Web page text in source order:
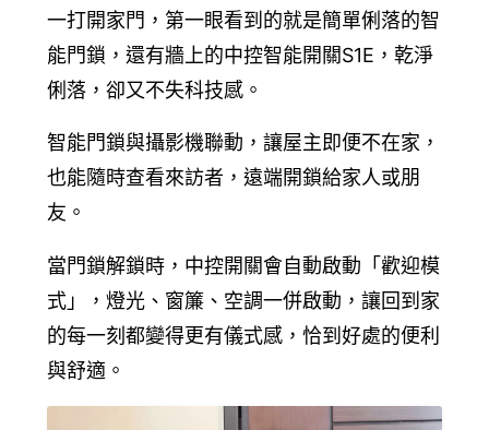
一打開家門，第一眼看到的就是簡單俐落的智
能門鎖，還有牆上的中控智能開關S1E，乾淨
俐落，卻又不失科技感。
智能門鎖與攝影機聯動，讓屋主即便不在家，
也能隨時查看來訪者，遠端開鎖給家人或朋
友。
當門鎖解鎖時，中控開關會自動啟動「歡迎模
式」，燈光、窗簾、空調一併啟動，讓回到家
的每一刻都變得更有儀式感，恰到好處的便利
與舒適。